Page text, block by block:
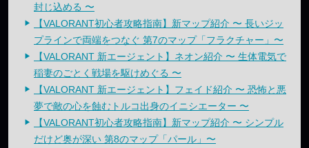
封じ込める 〜
【VALORANT初心者攻略指南】新マップ紹介 〜 長いジッ
プラインで両端をつなぐ 第7のマップ「フラクチャー」〜
【VALORANT 新エージェント】ネオン紹介 〜 生体電気で
稲妻のごとく戦場を駆けめぐる 〜
【VALORANT 新エージェント】フェイド紹介 〜 恐怖と悪
夢で敵の心を蝕むトルコ出身のイニシエーター 〜
【VALORANT初心者攻略指南】新マップ紹介 〜 シンプル
だけど奥が深い 第8のマップ「パール」〜